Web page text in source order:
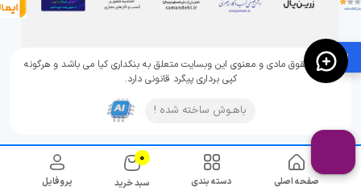
🛍️
صفحه اصلی دسته بندی
0
سبد خرید پروفایل
تمامی حقوق مادی و معنوی این وبسایت متعلق به بنکداری کیا می باشد و هرگونه
کپی برداری پیگرد قانونی دارد.
باهـوش ساخته شده !